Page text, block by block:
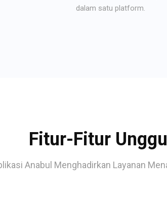
dalam satu platform.
Fitur-Fitur
Anabul Menghadirkan Layanan